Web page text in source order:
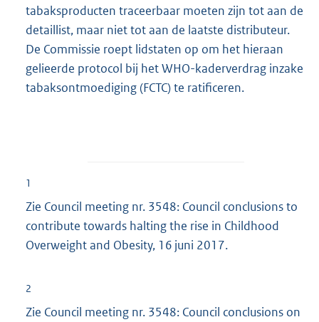
tabaksproducten traceerbaar moeten zijn tot aan de
detaillist, maar niet tot aan de laatste distributeur.
De Commissie roept lidstaten op om het hieraan
gelieerde protocol bij het WHO-kaderverdrag inzake
tabaksontmoediging (FCTC) te ratificeren.
1
Zie Council meeting nr. 3548: Council conclusions to
contribute towards halting the rise in Childhood
Overweight and Obesity, 16 juni 2017.
2
Zie Council meeting nr. 3548: Council conclusions on